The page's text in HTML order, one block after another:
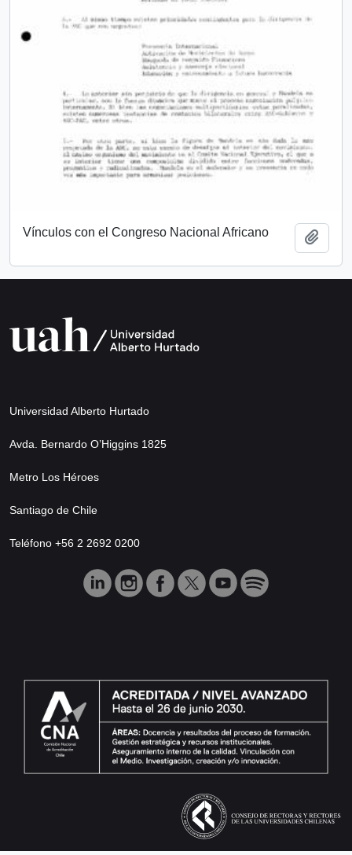
Vínculos con el Congreso Nacional Africano
Universidad Alberto Hurtado
Avda. Bernardo O’Higgins 1825
Metro Los Héroes
Santiago de Chile
Teléfono +56 2 2692 0200